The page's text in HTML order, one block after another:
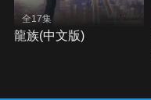
全17集
龍族(中文版)